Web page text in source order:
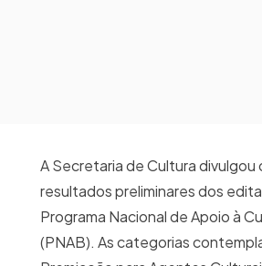
A Secretaria de Cultura divulgou
resultados preliminares dos
Programa Nacional de Apoio à
(PNAB). As categorias